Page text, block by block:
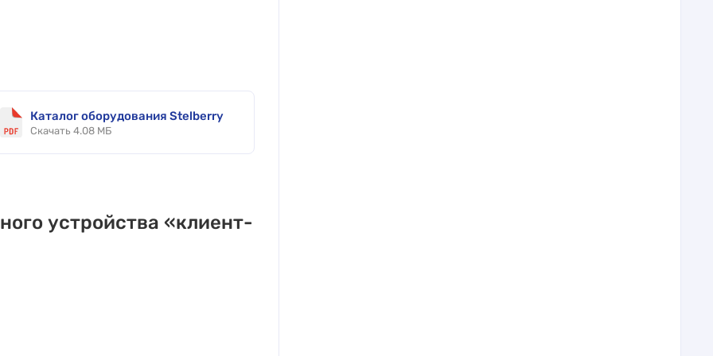
Каталог оборудования Stelberry
Скачать 4.08 МБ
устройства «клиент-